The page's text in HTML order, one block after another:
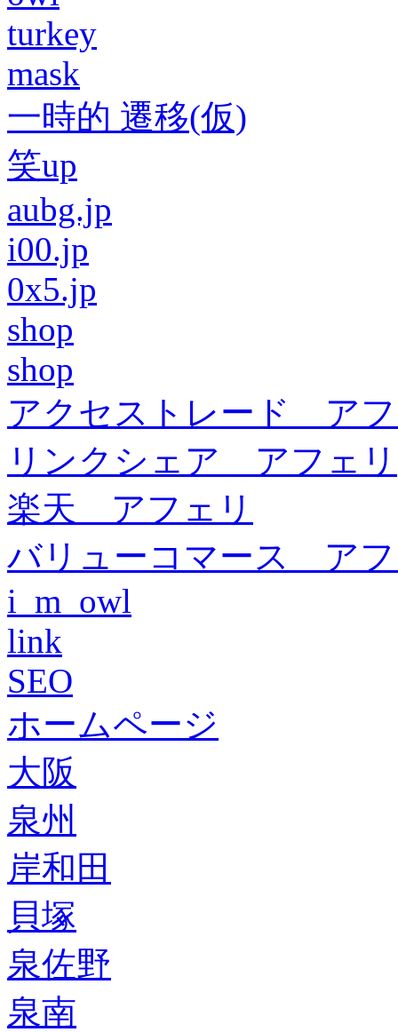
turkey
mask
一時的 遷移(仮)
笑up
aubg.jp
i00.jp
0x5.jp
shop
shop
アクセストレード ア
リンクシェア アフェリ
楽天 アフェリ
バリューコマース ア
i_m_owl
link
SEO
ホームページ
大阪
泉州
岸和田
貝塚
泉佐野
泉南